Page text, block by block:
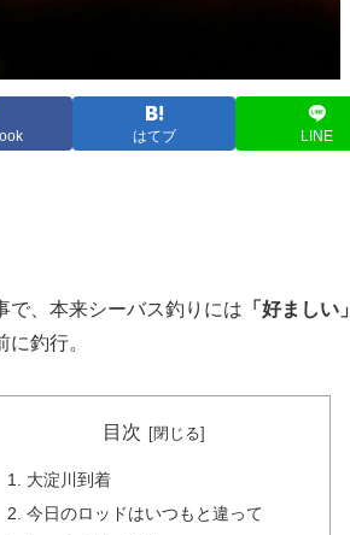
はてブ LINE
で、本来シーバス釣りには 「好ましい」
釣行。
目次
大淀川到着
今日のロッドはいつもと違って